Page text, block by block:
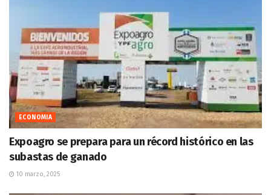
ECONOMIA
Expoagro se prepara para un récord histórico en las
subastas de ganado
10 marzo, 2025